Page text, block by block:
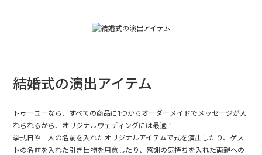
結婚式の演出アイテム
トゥーユーなら、すべての商品に1つからオーダーメイドでメッセージが入
れられるから、オリジナルウェディングには最適！
挙式日や二人の名前を入れたオリジナルアイテムで式を演出したり、ゲス
トの名前を入れた引き出物を用意したり、感謝の気持ちを入れた両親への